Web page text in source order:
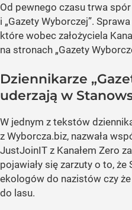
Od pewnego czasu trwa
i „Gazety Wyborczej”.
które wobec założyciela
na stronach „Gazety
Dziennikarze
uderzają w
W jednym z tekstów
z Wyborcza.biz, nazwała
JustJoinIT z Kanałem Zero
pojawiały się zarzuty o to,
ekologów do nazistów czy
do lasu.